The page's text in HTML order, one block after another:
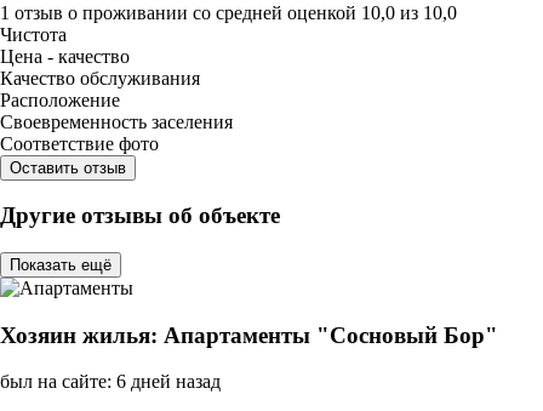
1 отзыв о проживании со средней оценкой 10,0 из 10,0
Чистота
Цена - качество
Качество обслуживания
Расположение
Своевременность заселения
Соответствие фото
Оставить отзыв
Другие отзывы об объекте
Показать ещё
Хозяин жилья: Апартаменты "Сосновый Бор"
был на сайте: 6 дней назад